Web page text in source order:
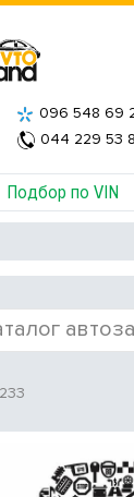
Подбор по VIN
096 548 69
044 229 53